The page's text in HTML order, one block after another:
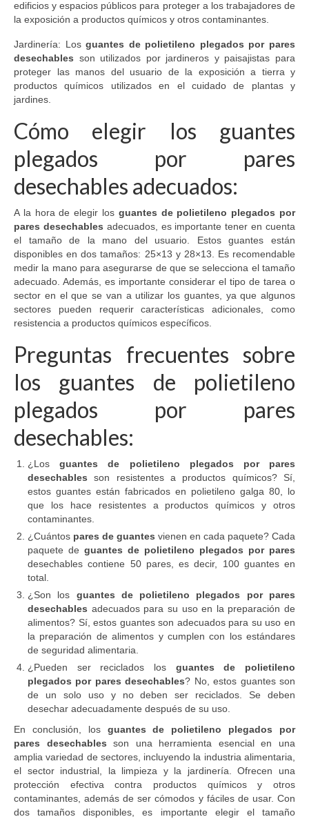
edificios y espacios públicos para proteger a los trabajadores de
la exposición a productos químicos y otros contaminantes.
Jardinería: Losguantes de polietileno plegados por pares
desechables son utilizados por jardineros y paisajistas para
proteger las manos del usuario de la exposición a tierra y
productos químicos utilizados en el cuidado de plantas y
jardines.
Cómo elegir los guantes
plegados por pares
desechables adecuados:
A la hora de elegir los guantes de polietileno plegados por
pares desechables adecuados, es importante tener en cuenta
el tamaño de la mano del usuario. Estos guantes están
disponibles en dos tamaños: 25×13 y 28×13. Es recomendable
medir la mano para asegurarse de que se selecciona el tamaño
adecuado. Además, es importante considerar el tipo de tarea o
sector en el que se van a utilizar los guantes, ya que algunos
sectores pueden requerir características adicionales, como
resistencia a productos químicos específicos.
Preguntas frecuentes sobre
los guantes de polietileno
plegados por pares
desechables:
¿Losguantes de polietileno plegados por pares
desechables son resistentes a productos químicos? Sí,
estos guantes están fabricados en polietileno galga 80, lo
que los hace resistentes a productos químicos y otros
contaminantes.
¿Cuántos pares de guantes vienen en cada paquete? Cada
paquete de guantes de polietileno plegados por pares
desechables contiene 50 pares, es decir, 100 guantes en
total.
¿Son los guantes de polietileno plegados por pares
desechables adecuados para su uso en la preparación de
alimentos? Sí, estos guantes son adecuados para su uso en
la preparación de alimentos y cumplen con los estándares
de seguridad alimentaria.
¿Pueden ser reciclados los guantes de polietileno
plegados por pares desechables? No, estos guantes son
de un solo uso y no deben ser reciclados. Se deben
desechar adecuadamente después de su uso.
En conclusión, los guantes de polietileno plegados por
pares desechables son una herramienta esencial en una
amplia variedad de sectores, incluyendo la industria alimentaria,
el sector industrial, la limpieza y la jardinería. Ofrecen una
protección efectiva contra productos químicos y otros
contaminantes, además de ser cómodos y fáciles de usar. Con
dos tamaños disponibles, es importante elegir el tamaño